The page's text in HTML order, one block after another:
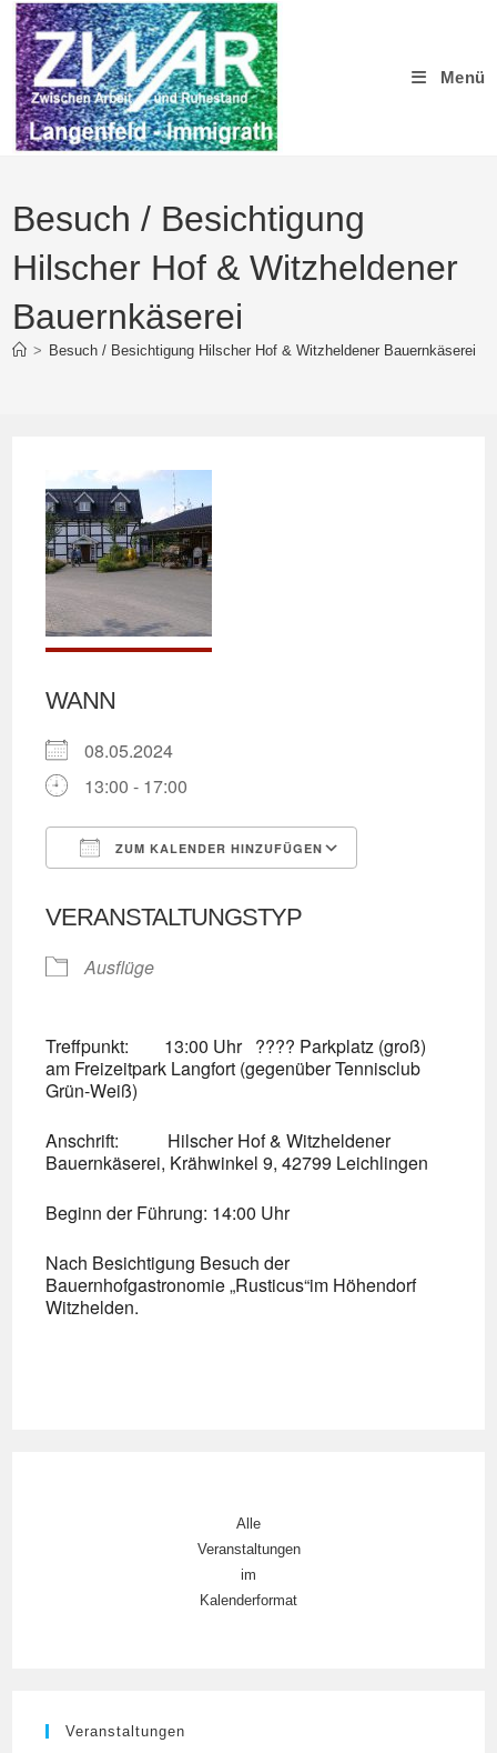
Zum
Inhalt
springen
Menü
Besuch / Besichtigung
Hilscher Hof & Witzheldener
Bauernkäserei
> Besuch / Besichtigung Hilscher Hof & Witzheldener Bauernkäserei
WANN
08.05.2024
13:00 - 17:00
ZUM KALENDER HINZUFÜGEN
VERANSTALTUNGSTYP
Ausflüge
Treffpunkt: 13:00 Uhr ???? Parkplatz (groß)
am Freizeitpark Langfort (gegenüber Tennisclub
Grün-Weiß)
Anschrift: Hilscher Hof & Witzheldener
Bauernkäserei, Krähwinkel 9, 42799 Leichlingen
Beginn der Führung: 14:00 Uhr
Nach Besichtigung Besuch der
Bauernhofgastronomie „Rusticus“im Höhendorf
Witzhelden.
Alle
Veranstaltungen
im
Kalenderformat
Veranstaltungen